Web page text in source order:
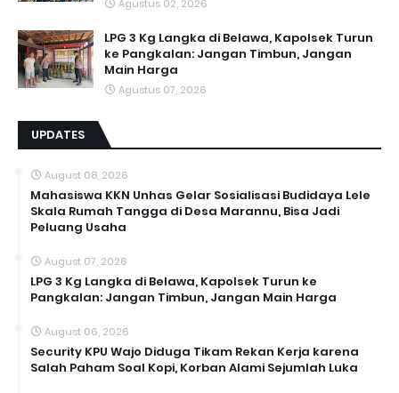
Agustus 02, 2026
LPG 3 Kg Langka di Belawa, Kapolsek Turun
ke Pangkalan: Jangan Timbun, Jangan
Main Harga
Agustus 07, 2026
UPDATES
August 08, 2026
Mahasiswa KKN Unhas Gelar Sosialisasi Budidaya Lele
Skala Rumah Tangga di Desa Marannu, Bisa Jadi
Peluang Usaha
August 07, 2026
LPG 3 Kg Langka di Belawa, Kapolsek Turun ke
Pangkalan: Jangan Timbun, Jangan Main Harga
August 06, 2026
Security KPU Wajo Diduga Tikam Rekan Kerja karena
Salah Paham Soal Kopi, Korban Alami Sejumlah Luka